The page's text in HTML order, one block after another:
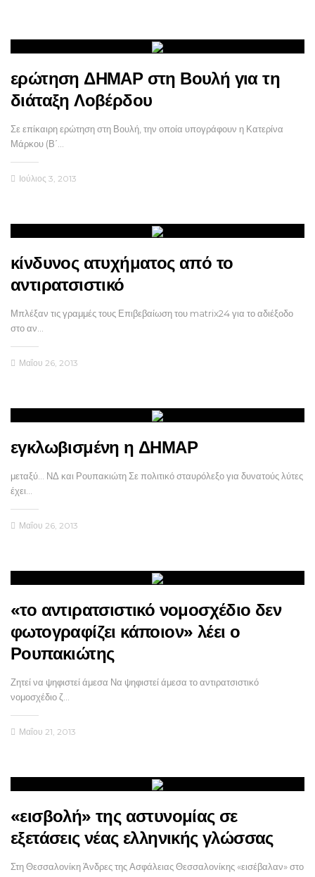
ερώτηση ΔΗΜΑΡ στη Βουλή για τη
διάταξη Λοβέρδου
Σε επίκαιρη ερώτηση στη Βουλή, την οποία υπογράφουν η Κατερίνα
Μάρκου (Β΄…
Ιούλιος 3, 2013
κίνδυνος ατυχήματος από το
αντιρατσιστικό
Μπλέξαν τις γραμμές τους Επιβεβαίωση του matrix24 για το αδιέξοδο
στο αν…
Μαΐου 26, 2013
εγκλωβισμένη η ΔΗΜΑΡ
μεταξύ… ΝΔ και Ρουπακιώτη Σε πολιτικό σταυρόλεξο για δυνατούς λύτες
έχει…
Μαΐου 26, 2013
«το αντιρατσιστικό νομοσχέδιο δεν
φωτογραφίζει κάποιον» λέει ο
Ρουπακιώτης
Ζητεί να ψηφιστεί άμεσα Να ψηφιστεί άμεσα το αντιρατσιστικό
νομοσχέδιο ζ…
Μαΐου 21, 2013
«εισβολή» της αστυνομίας σε
εξετάσεις νέας ελληνικής γλώσσας
Στη Θεσσαλονίκη Άνδρες της Ασφάλειας Θεσσαλονίκης «εισέβαλαν» στο